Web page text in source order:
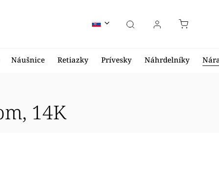
Náušnice Retiazky Prívesky Náhrdelníky
14K